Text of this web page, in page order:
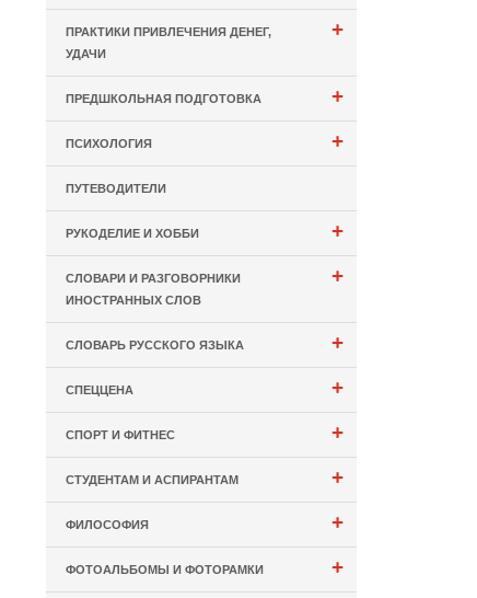
+
ПРАКТИКИ ПРИВЛЕЧЕНИЯ ДЕНЕГ,
УДАЧИ
+
ПРЕДШКОЛЬНАЯ ПОДГОТОВКА
+
ПСИХОЛОГИЯ
ПУТЕВОДИТЕЛИ
+
РУКОДЕЛИЕ И ХОББИ
+
СЛОВАРИ И РАЗГОВОРНИКИ
ИНОСТРАННЫХ СЛОВ
+
СЛОВАРЬ РУССКОГО ЯЗЫКА
+
СПЕЦЦЕНА
+
СПОРТ И ФИТНЕС
+
СТУДЕНТАМ И АСПИРАНТАМ
+
ФИЛОСОФИЯ
+
ФОТОАЛЬБОМЫ И ФОТОРАМКИ